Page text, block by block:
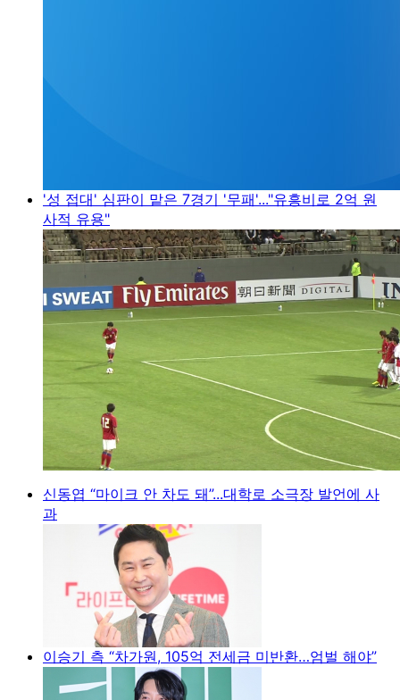
'성 접대' 심판이 맡은 7경기 '무패'..."유흥비로 2억 원
사적 유용"
신동엽 “마이크 안 차도 돼”...대학로 소극장 발언에 사
과
이승기 측 “차가원, 105억 전세금 미반환…엄벌 해야”